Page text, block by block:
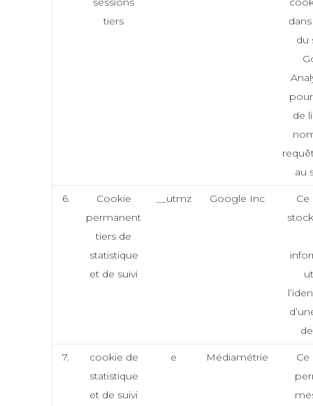
tiers
du
de
au
6.
Cookie
permanent
tiers de
statistique
et de suivi
__utmz Google Inc
7.
cookie de
statistique
et de suivi
e Médiamétrie